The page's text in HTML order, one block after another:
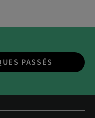
PASSÉS